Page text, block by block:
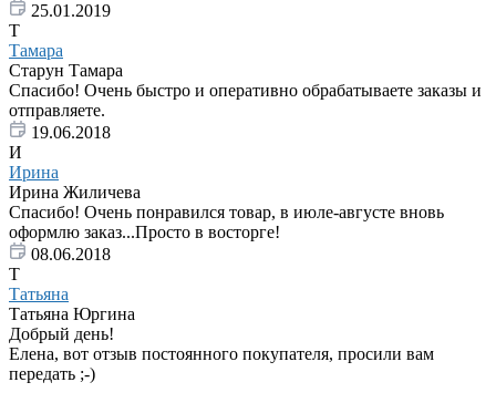
25.01.2019
Т
Тамара
Старун Тамара
Спасибо! Очень быстро и оперативно обрабатываете заказы и
отправляете.
19.06.2018
И
Ирина
Ирина Жиличева
Спасибо! Очень понравился товар, в июле-августе вновь
оформлю заказ...Просто в восторге!
08.06.2018
Т
Татьяна
Татьяна Юргина
Добрый день!
Елена, вот отзыв постоянного покупателя, просили вам
передать ;-)